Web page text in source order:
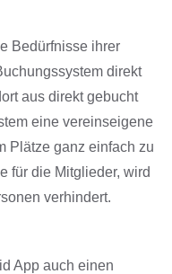
Bedürfnisse ihrer
direkt
aus direkt gebucht
eine vereinseigene
Plätze ganz einfach zu
für die Mitglieder, wird
verhindert.
App auch einen